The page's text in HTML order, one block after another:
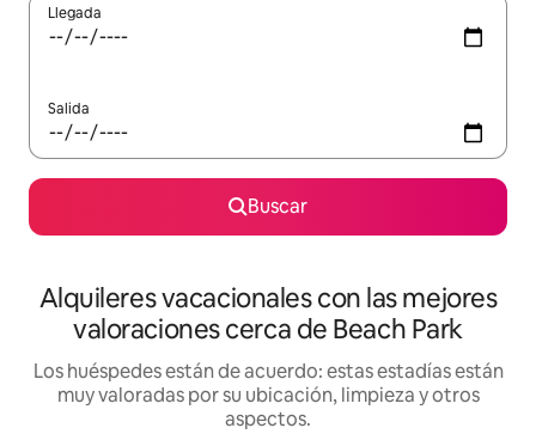
Llegada
Salida
Buscar
Alquileres vacacionales con las mejores
valoraciones cerca de Beach Park
Los huéspedes están de acuerdo: estas estadías están
muy valoradas por su ubicación, limpieza y otros
aspectos.